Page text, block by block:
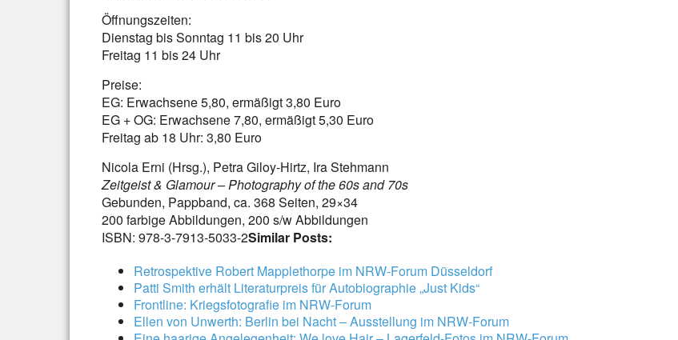
Öffnungszeiten:
Dienstag bis Sonntag 11 bis 20 Uhr
Freitag 11 bis 24 Uhr
Preise:
EG: Erwachsene 5,80, ermäßigt 3,80 Euro
EG + OG: Erwachsene 7,80, ermäßigt 5,30 Euro
Freitag ab 18 Uhr: 3,80 Euro
Nicola Erni (Hrsg.), Petra Giloy-Hirtz, Ira Stehmann
Zeitgeist & Glamour – Photography of the 60s and 70s
Gebunden, Pappband, ca. 368 Seiten, 29×34
200 farbige Abbildungen, 200 s/w Abbildungen
ISBN: 978-3-7913-5033-2Similar Posts:
Retrospektive Robert Mapplethorpe im NRW-Forum Düsseldorf
Patti Smith erhält Literaturpreis für Autobiographie „Just Kids“
Frontline: Kriegsfotografie im NRW-Forum
Ellen von Unwerth: Berlin bei Nacht – Ausstellung im NRW-Forum